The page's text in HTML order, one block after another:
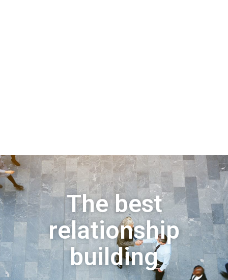
The best
relationship
building